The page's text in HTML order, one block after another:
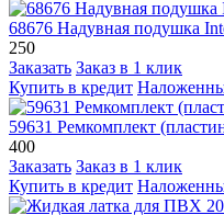
68676 Надувная подушка
250
Заказать Заказ в 1 клик
Купить в кредит
59631 Ремкомплект
400
Заказать Заказ в 1 клик
Купить в кредит